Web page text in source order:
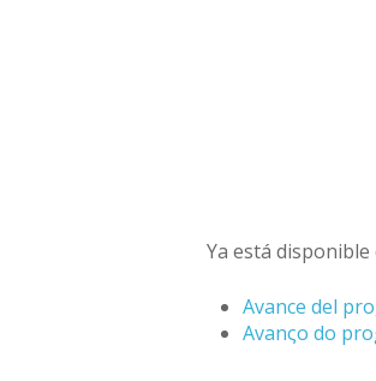
Ya está disponible
Avance del
Avanςo do